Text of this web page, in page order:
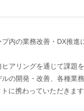
内の業務改善・DX推進
アリングを通じて課題
の開発・改善、各種業
に携わっていただきます